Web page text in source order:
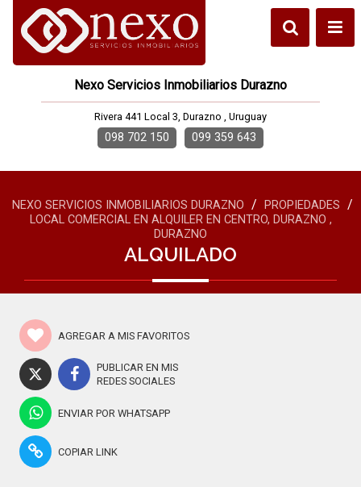
Nexo Servicios Inmobiliarios Durazno
Rivera 441 Local 3, Durazno , Uruguay
098 702 150 099 359 643
NEXO SERVICIOS INMOBILIARIOS DURAZNO / PROPIEDADES /
LOCAL COMERCIAL EN ALQUILER EN CENTRO, DURAZNO ,
DURAZNO
ALQUILADO
AGREGAR A MIS FAVORITOS
PUBLICAR EN MIS
REDES SOCIALES
ENVIAR POR WHATSAPP
COPIAR LINK